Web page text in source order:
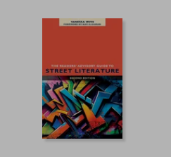
40%
dcto. $ 43.96